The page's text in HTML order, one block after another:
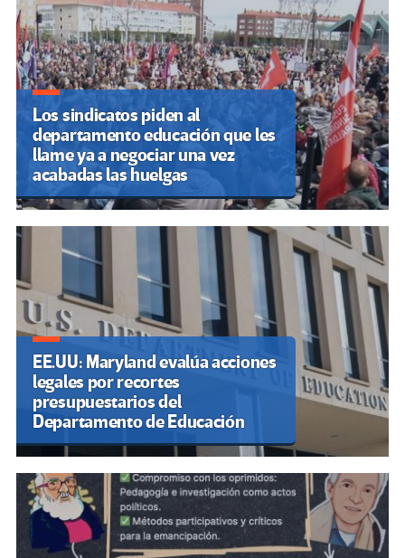
entradas
Los sindicatos piden al
departamento educación que les
llame ya a negociar una vez
acabadas las huelgas
EE.UU: Maryland evalúa acciones
legales por recortes
presupuestarios del
Departamento de Educación